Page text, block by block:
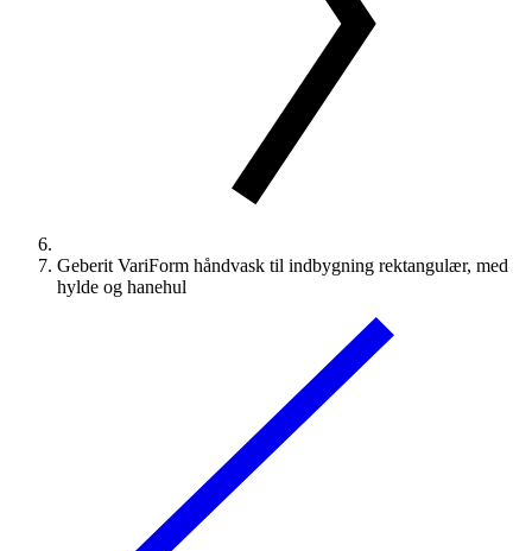
Geberit VariForm håndvask til indbygning rektangulær, med
hylde og hanehul